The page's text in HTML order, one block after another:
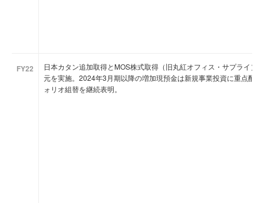
FY22
日本カタン追加取得とMOS株式取得（旧丸紅オフィス・サプライ）
元を実施。2024年3月期以降の増加現預金は新規事業投資に重点配
ォリオ組替を継続表明。